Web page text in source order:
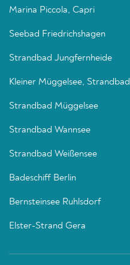
Marina Piccola, Capri
Seebad Friedrichshagen
Strandbad Jungfernheide
Kleiner Müggelsee, Strandbad
Strandbad Müggelsee
Strandbad Wannsee
Strandbad Weißensee
Badeschiff Berlin
Bernsteinsee Ruhlsdorf
Elster-Strand Gera